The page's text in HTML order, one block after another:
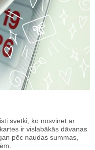
svētki, ko nosvinēt ar
ir vislabākās dāvanas
pēc naudas summas,